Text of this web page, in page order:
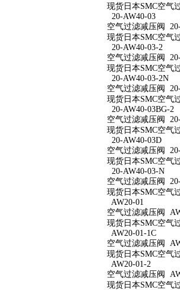
现货日本SMC空气
20-AW40-03
空气过滤减压阀
现货日本SMC空气
20-AW40-03-2
空气过滤减压阀
现货日本SMC空气
20-AW40-03-2N
空气过滤减压阀
现货日本SMC空气
20-AW40-03BG-2
空气过滤减压阀
现货日本SMC空气
20-AW40-03D
空气过滤减压阀
现货日本SMC空气
20-AW40-03-N
空气过滤减压阀
现货日本SMC空气
AW20-01
空气过滤减压阀
现货日本SMC空气
AW20-01-1C
空气过滤减压阀
现货日本SMC空气
AW20-01-2
空气过滤减压阀
现货日本SMC空气